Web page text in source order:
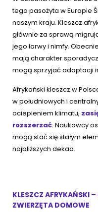
tego pasożyta w Europie
naszym kraju. Kleszcz
głównie za sprawą
jego larwy i nimfy.
mają charakter
mogą sprzyjać adaptacji
Afrykański kleszcz w
w południowych i
ociepleniem klimatu,
rozszerzać. Naukowcy
mogą stać się stałym
najbliższych dekad.
KLESZCZ AFRYKAŃSKI
ZWIERZĘTA DOMOWE